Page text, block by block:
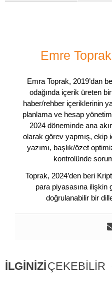
Emre Toprak
Emra Toprak, 2019’dan
odağında içerik üreten
haber/rehber içeriklerinin
planlama ve hesap
2024 döneminde ana
olarak görev yapmış, ekip
yazımı, başlık/özet
kontrolünde
Toprak, 2024’den beri
para piyasasına ilişkin
doğrulanabilir bir
İLGİNİZİÇEKEBİLİR